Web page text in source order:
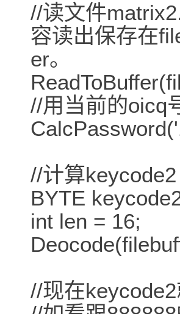
//读文件
容读出保存在
er。
//用当前的oicq
//计算keycode2
BYTE
int len = 16;
//现在